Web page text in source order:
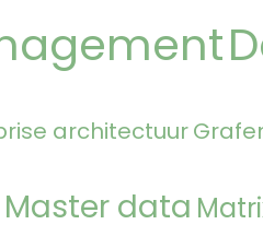
architectuur
Master data